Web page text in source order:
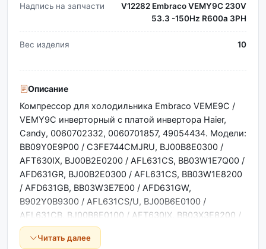
Надпись на запчасти
V12282 Embraco VEMY9C 230V
53.3 -150Hz R600a 3PH
Вес изделия 10
Описание
Компрессор для холодильника Embraco VEME9C /
VEMY9C инверторный с платой инвертора Haier,
Candy, 0060702332, 0060701857, 49054434. Модели:
BB09Y0E9P00 / C3FE744CMJRU, BJ00B8E0300 /
AFT630IX, BJ00B2E0200 / AFL631CS, BB03W1E7Q00 /
AFD631GR, BJ00B2E0300 / AFL631CS, BB03W1E8200
/ AFD631GB, BB03W3E7E00 / AFD631GW,
B902Y0B9300 / AFL631CS/U, BJ00B6E0100 /
AFL631CB, BJ00B8E0100 / AFT630IX, BB03X3E8200 /
AFL631CB, BB03W1E7E00 / AFD631GW, BJ00B0E0200
/ AFD631CS, BJ00B8E0200 / AFT630IX, BB03Z0E9800
Читать далее